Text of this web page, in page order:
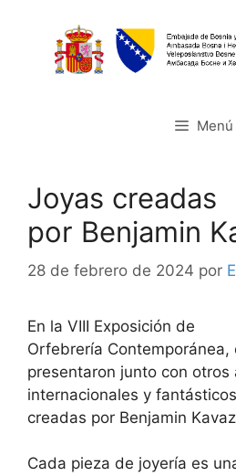
contenido
Menú
Joyas creadas
por Benjamin
28 de febrero de 2024 por
En la VIII Exposición de
Orfebrería Contemporánea,
presentaron junto con otros
internacionales y
creadas por Benjamin
Cada pieza de joyería es